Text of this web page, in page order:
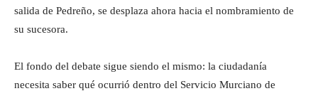
salida de Pedreño, se desplaza ahora hacia el nombramiento de
su sucesora.
El fondo del debate sigue siendo el mismo: la ciudadanía
necesita saber qué ocurrió dentro del Servicio Murciano de